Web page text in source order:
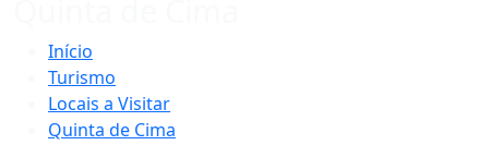
Início
Turismo
Locais a Visitar
Quinta de Cima